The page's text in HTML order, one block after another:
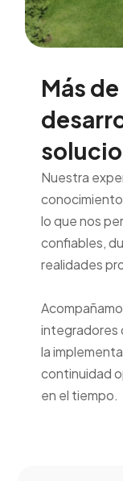
Más
Nuestra
lo que nos
confiables,
realidades
integradores
la
continuidad
en el tiempo.